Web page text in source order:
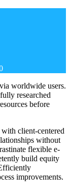
worldwide users.
researched
before
client-centered
without
flexible e-
build equity
improvements.